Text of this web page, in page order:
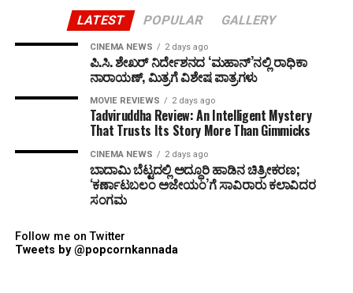
LATEST POPULAR GALLERY
CINEMA NEWS 2 days ago
ಪಿ.ಸಿ. ಶೇಖರ್ ನಿರ್ದೇಶನದ ‘ಮಹಾನ್’ನಲ್ಲಿ ರಾಧಿಕಾ
ನಾರಾಯಣ್, ಮಿತ್ರಗೆ ವಿಶೇಷ ಪಾತ್ರಗಳು
MOVIE REVIEWS 2 days ago
Tadviruddha Review: An Intelligent Mystery
That Trusts Its Story More Than Gimmicks
CINEMA NEWS 2 days ago
ಬಾದಾಮಿ ಬೆಟ್ಟದಲ್ಲಿ ಅದ್ಧೂರಿ ಹಾಡಿನ ಚಿತ್ರೀಕರಣ;
‘ಕರ್ಣಾಟಬಲಂ ಅಜೇಯಂ’ಗೆ ಸಾವಿರಾರು ಕಲಾವಿದರ
ಸಂಗಮ
Follow me on Twitter
Tweets by @popcornkannada